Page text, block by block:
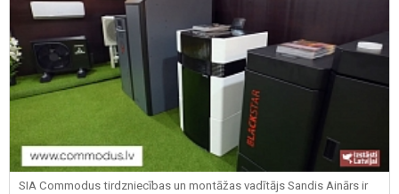
SIA Commodus tirdzniecības un montāžas vadītājs Sandis Ainārs ir